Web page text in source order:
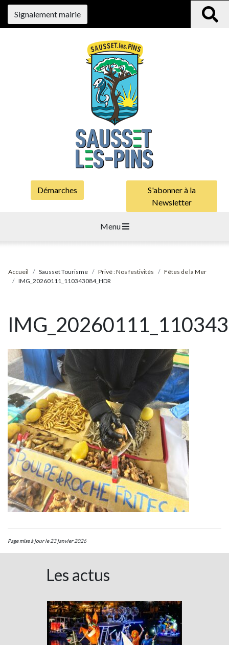
Signalement mairie
Démarches
S'abonner à la
Newsletter
Menu
Accueil Sausset Tourisme Privé : Nos festivités
Fêtes de la Mer
IMG_20260111_110343084_HDR
Page mise à jour le 23 janvier 2026
Les actus